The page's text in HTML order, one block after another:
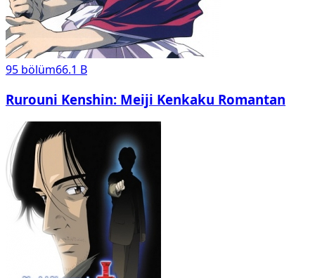
95 bölüm66.1 B
Rurouni Kenshin: Meiji Kenkaku Romantan